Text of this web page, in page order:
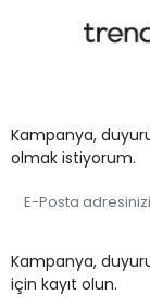
Kampanya,
olmak istiyorum.
Kampanya,
için kayıt olun.